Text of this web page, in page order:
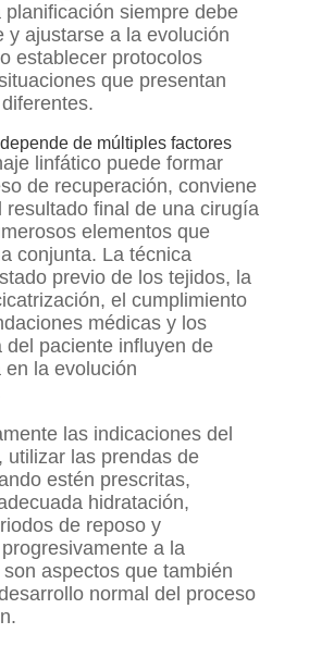
planificación siempre debe
y ajustarse a la evolución
establecer protocolos
que presentan
de múltiples factores
linfático puede formar
de recuperación, conviene
resultado final de una cirugía
elementos que
conjunta. La técnica
previo de los tejidos, la
el cumplimiento
médicas y los
del paciente influyen de
la evolución
las indicaciones del
utilizar las prendas de
estén prescritas,
hidratación,
de reposo y
a la
aspectos que también
normal del proceso